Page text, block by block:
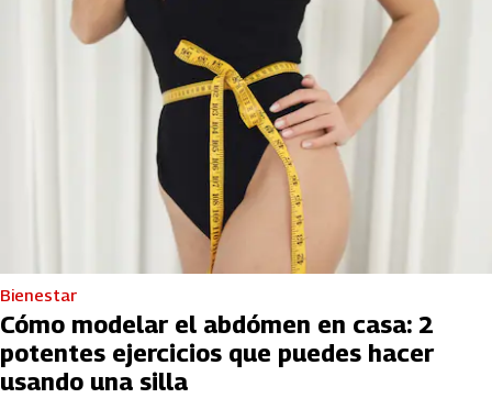
Bienestar
Cómo modelar el abdómen en casa: 2
potentes ejercicios que puedes hacer
usando una silla